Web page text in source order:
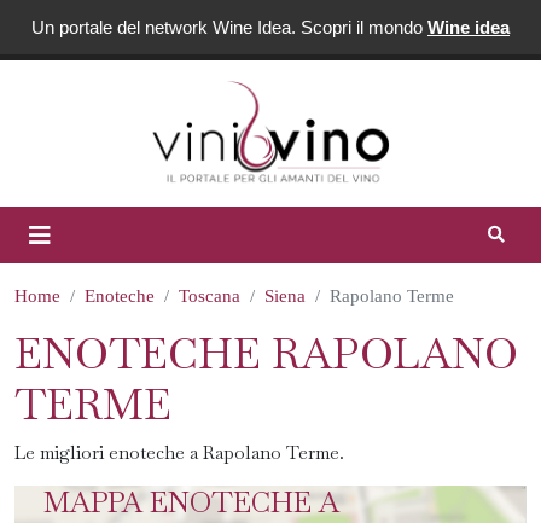
Un portale del network Wine Idea. Scopri il mondo Wine idea
Home Enoteche Toscana Siena Rapolano Terme
ENOTECHE RAPOLANO
TERME
Le migliori enoteche a Rapolano Terme.
MAPPA ENOTECHE A